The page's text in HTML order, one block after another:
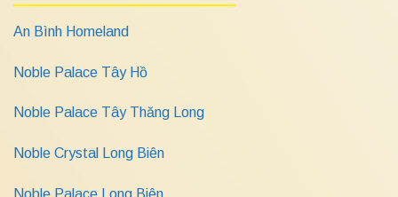
An Bình Homeland
Noble Palace Tây Hồ
Noble Palace Tây Thăng Long
Noble Crystal Long Biên
Noble Palace Long Biên